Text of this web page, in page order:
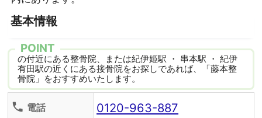
基本情報
POINT
の付近にある整骨院、または紀伊姫駅 ・ 串本駅 ・ 紀伊
有田駅の近くにある接骨院をお探しであれば、「藤本整
骨院」をおすすめいたします。
phone 電話 0120-963-887